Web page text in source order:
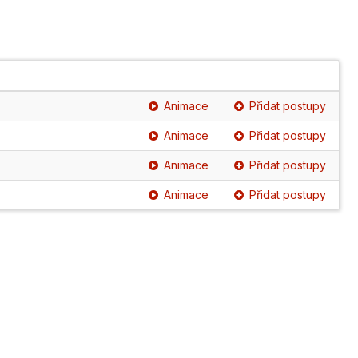
Animace Přidat postupy
Animace Přidat postupy
Animace Přidat postupy
Animace Přidat postupy